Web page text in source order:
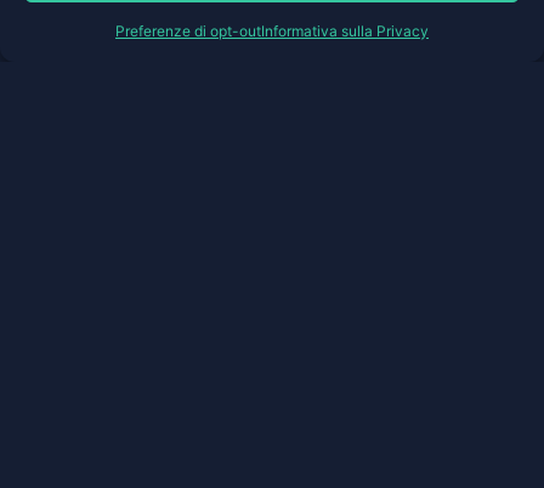
Preferenze di opt-outInformativa sulla Privacy
Parlateci del vostro progetto >